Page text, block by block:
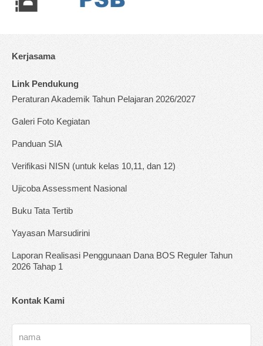
Kerjasama
Link Pendukung
Peraturan Akademik Tahun Pelajaran 2026/2027
Galeri Foto Kegiatan
Panduan SIA
Verifikasi NISN (untuk kelas 10,11, dan 12)
Ujicoba Assessment Nasional
Buku Tata Tertib
Yayasan Marsudirini
Laporan Realisasi Penggunaan Dana BOS Reguler Tahun
2026 Tahap 1
Kontak Kami